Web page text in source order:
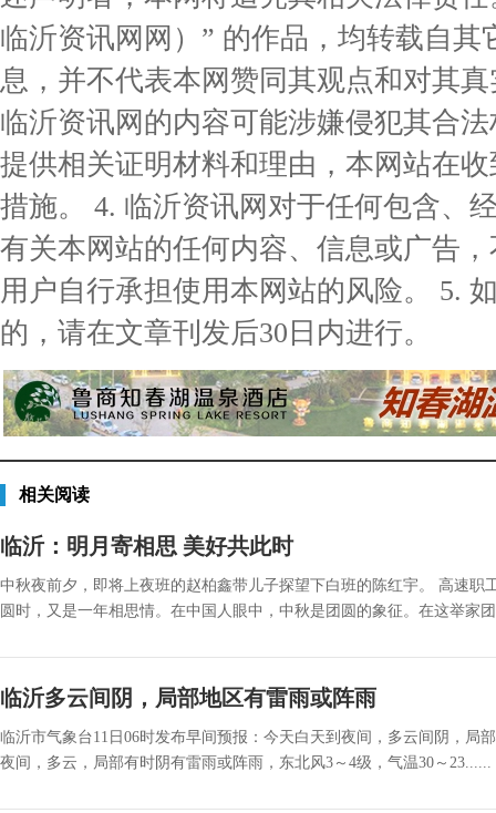
临沂资讯网网）” 的作品，均转载自
息，并不代表本网赞同其观点和对其
临沂资讯网的内容可能涉嫌侵犯其合
提供相关证明材料和理由，本网站在
措施。 4. 临沂资讯网对于任何包含、
有关本网站的任何内容、信息或广告
用户自行承担使用本网站的风险。 5.
的，请在文章刊发后30日内进行。
相关阅读
临沂：明月寄相思 美好共此时
中秋夜前夕，即将上夜班的赵柏鑫带儿子探望下白班的陈红宇。 高速
圆时，又是一年相思情。在中国人眼中，中秋是团圆的象征。在这举家
临沂多云间阴，局部地区有雷雨或阵雨
临沂市气象台11日06时发布早间预报：今天白天到夜间，多云间阴，局
夜间，多云，局部有时阴有雷雨或阵雨，东北风3～4级，气温30～23......